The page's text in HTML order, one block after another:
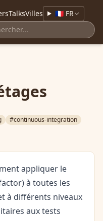
TalksVilles 🇫🇷 FR
#continuous-integration
appliquer le
à toutes les
à différents niveaux
aux tests